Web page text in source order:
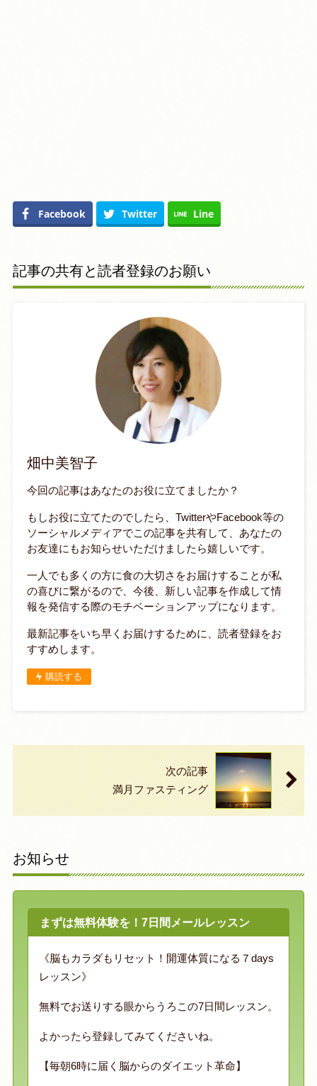
Facebook Twitter Line
記事の共有と読者登録のお願い
畑中美智子
今回の記事はあなたのお役に立てましたか？
もしお役に立てたのでしたら、TwitterやFacebook等の
ソーシャルメディアでこの記事を共有して、あなたの
お友達にもお知らせいただけましたら嬉しいです。
一人でも多くの方に食の大切さをお届けすることが私
の喜びに繋がるので、今後、新しい記事を作成して情
報を発信する際のモチベーションアップになります。
最新記事をいち早くお届けするために、読者登録をお
すすめします。
購読する
次の記事
満月ファスティング
お知らせ
まずは無料体験を！7日間メールレッスン
《脳もカラダもリセット！開運体質になる７days
レッスン》
無料でお送りする眼からうろこの7日間レッスン。
よかったら登録してみてくださいね。
【毎朝6時に届く脳からのダイエット革命】